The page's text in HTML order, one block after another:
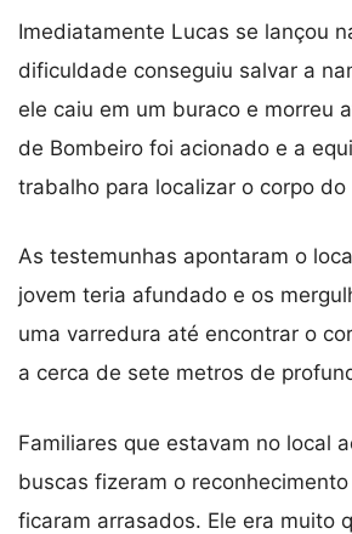
Imediatamente Lucas se lançou
dificuldade conseguiu salvar a
ele caiu em um buraco e morreu
de Bombeiro foi acionado e a
trabalho para localizar o corpo do
As testemunhas apontaram o
jovem teria afundado e os
uma varredura até encontrar o
a cerca de sete metros de
Familiares que estavam no local
buscas fizeram o
ficaram arrasados. Ele era muito